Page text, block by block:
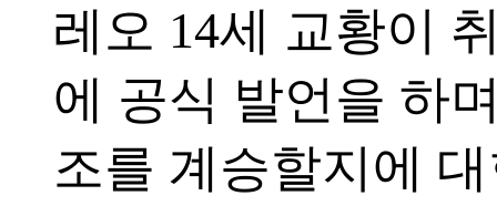
레오 14세 교황이
에 공식 발언을 하
조를 계승할지에